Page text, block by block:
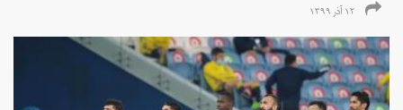
۱۲ آذر ۱۳۹۹